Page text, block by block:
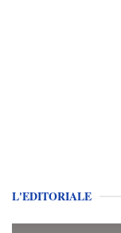
L'EDITORIALE